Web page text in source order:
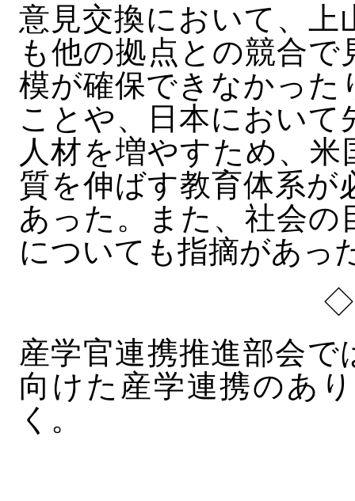
意見交換において、上
も他の拠点との競合
模が確保できなかった
ことや、日本におい
人材を増やすため、
質を伸ばす教育体系が
あった。また、社会
についても指摘があっ
産学官連携推進部会
向けた産学連携のあ
く。